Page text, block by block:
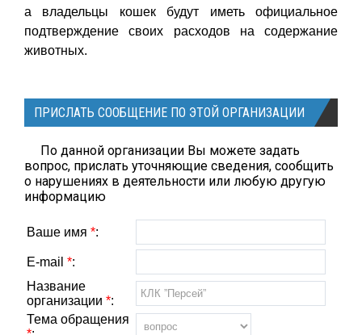
а владельцы кошек будут иметь официальное
подтверждение своих расходов на содержание
животных.
ПРИСЛАТЬ СООБЩЕНИЕ ПО ЭТОЙ ОРГАНИЗАЦИИ
По данной организации Вы можете задать
вопрос, прислать уточняющие сведения, сообщить
о нарушениях в деятельности или любую другую
информацию
Ваше имя *:
E-mail *:
Название
организации *:
Тема обращения